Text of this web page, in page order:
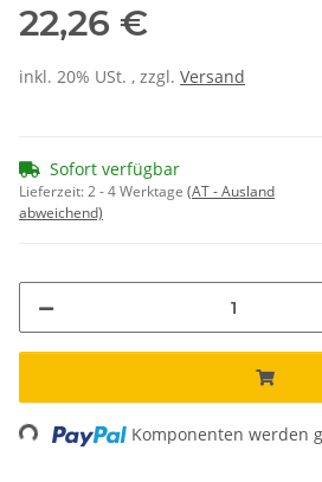
22,26 €
inkl. 20% USt. , zzgl. Versand
Sofort verfügbar
Lieferzeit:2 - 4 Werktage (AT - Ausland
abweichend)
Komponenten werden